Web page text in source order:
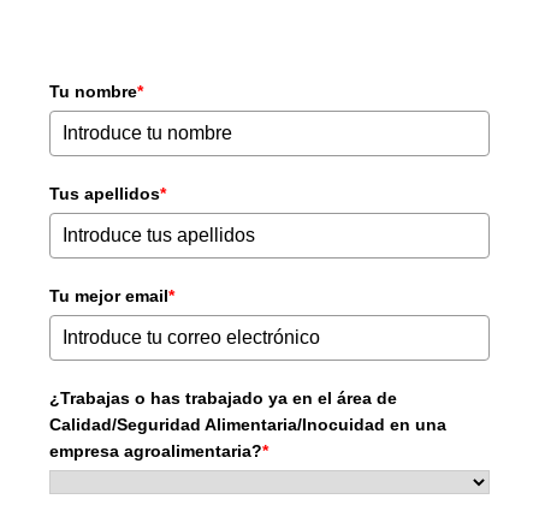
Tu nombre*
Tus apellidos*
Tu mejor email*
¿Trabajas o has trabajado ya en el área de
Calidad/Seguridad Alimentaria/Inocuidad en una
empresa agroalimentaria?*